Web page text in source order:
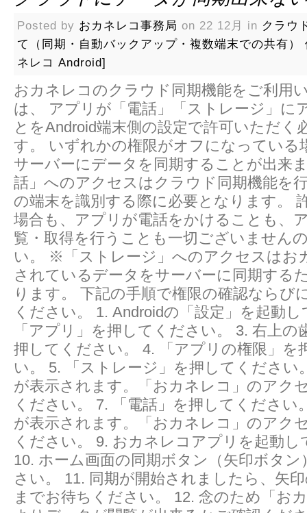
Posted by おカネレコ事務局 on 22 12月 in クラウ
て（同期・自動バックアップ・複数端末での共有）
ネレコ Android]
おカネレコのクラウド同期機能をご利用
は、 アプリが「電話」「ストレージ」に
とをAndroid端末側の設定で許可いただく
す。 いずれかの権限がオフになっている
サーバーにデータを同期することが出来
話」へのアクセスはクラウド同期機能を
の端末を識別する際に必要となります。
場合も、アプリが電話をかけることも、
覧・取得を行うことも一切ございません
い。 ※「ストレージ」へのアクセスはお
されているデータをサーバーに同期する
ります。 下記の手順で権限の確認ならび
ください。 1. Androidの「設定」を起動
「アプリ」を押してください。 3. 右上の
押してください。 4. 「アプリの権限」を
い。 5. 「ストレージ」を押してください
が表示されます。「おカネレコ」のアク
ください。 7. 「電話」を押してください
が表示されます。「おカネレコ」のアク
ください。 9. おカネレコアプリを起動し
10. ホーム画面の同期ボタン（矢印ボタ
さい。 11. 同期が開始されましたら、矢
までお待ちください。 12. 念のため「お